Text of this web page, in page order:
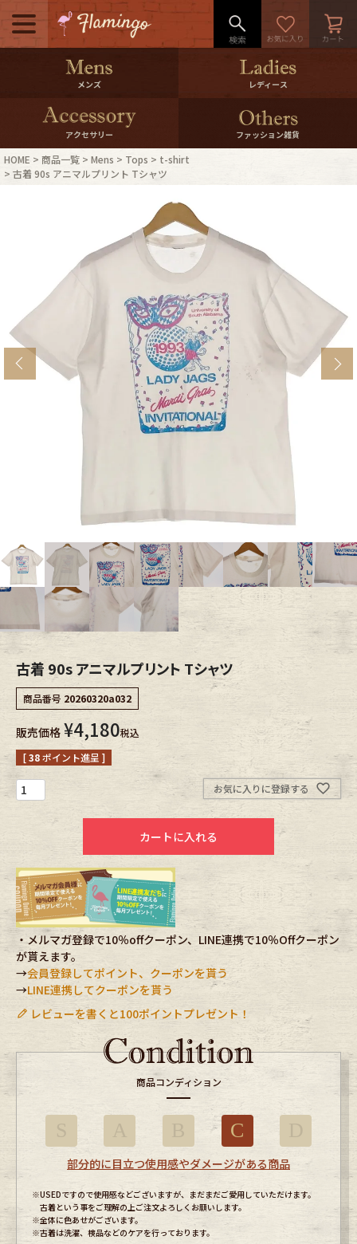
メニュー
500pt＆10％Offクーポンプレゼン
ト
10％0ffクーポンプレゼント
ログイン・会員登録
ご利用ガイド International Shipping
特集一覧
ブランドから探す スタッフコーディネート
年代から探す 古着卸DOCK
Bottoms Fafatt
レディース商品カテゴリーから探す
Tops Bottoms
Outer
Fafatt
小物・アクセサリーから探す
Eye Wear
Bag Stall・Scarf
Accessory Shoes
Belt antique goods
Keyring vintage bicycle
FAFATT
メンズ レディース
アクセサリー ファッション雑貨
HOME 商品一覧 Mens Tops
t-shirt
古着 90s アニマルプリント Tシャツ
古着 90s アニマルプリント Tシャツ
商品番号 20260320a032
販売価格 ¥4,180税込
[38ポイント進呈 ]
お気に入りに登録する
カートに入れる
・メルマガ登録で10％offクーポン、LINE連携で10％Offクーポン
が貰えます。
→会員登録してポイント、クーポンを貰う
→LINE連携してクーポンを貰う
レビューを書くと100ポイントプレゼント！
商品コンディション
C
部分的に目立つ使用感やダメージがある商品
※USEDですので使用感などございますが、まだまだご愛用していただけます。
古着という事をご理解の上ご注文よろしくお願いします。
※全体に色あせがございます。
※古着は洗濯、検品などのケアを行っております。